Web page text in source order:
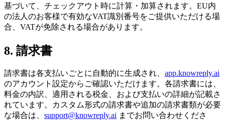
基づいて、チェックアウト時に計算・加算されます。EU内
の法人のお客様で有効なVAT識別番号をご提供いただける場
合、VATが免除される場合があります。
8. 請求書
請求書は各支払いごとに自動的に生成され、 app.knowreply.ai
のアカウント設定からご確認いただけます。各請求書には、
料金の内訳、適用される税金、および支払いの詳細が記載さ
れています。カスタム形式の請求書や追加の請求書類が必要
な場合は、 support@knowreply.ai までお問い合わせくださ